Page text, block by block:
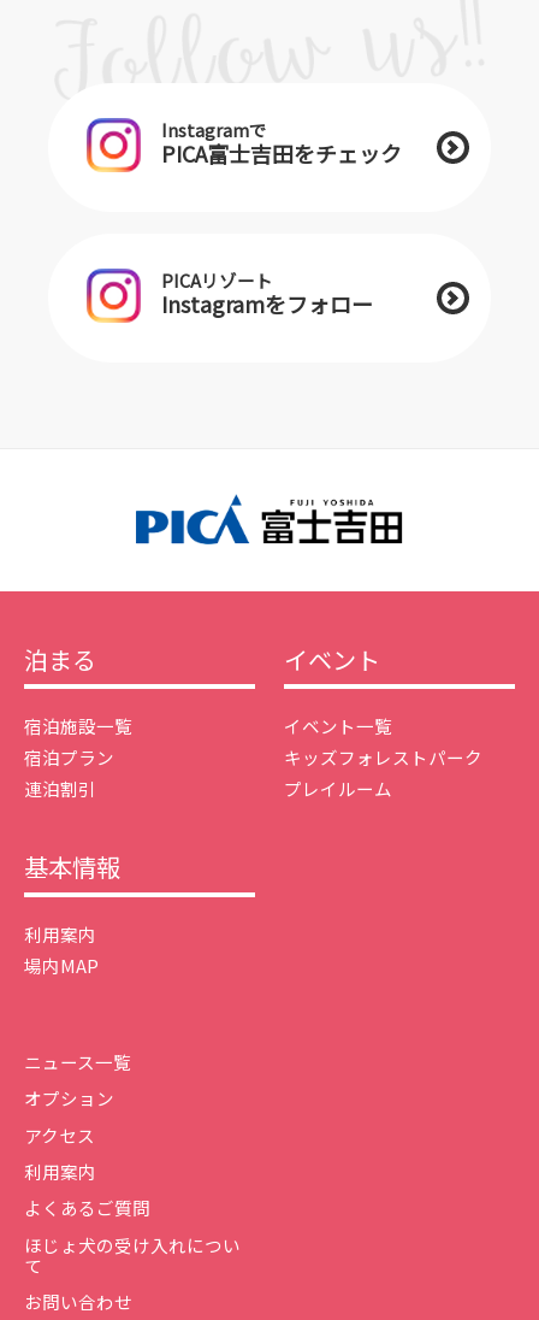
Instagramで
PICA富士吉田をチェック
PICAリゾート
Instagramをフォロー
泊まる
宿泊施設一覧
宿泊プラン
連泊割引
イベント
イベント一覧
キッズフォレストパーク
プレイルーム
基本情報
利用案内
場内MAP
ニュース一覧
オプション
アクセス
利用案内
よくあるご質問
ほじょ犬の受け入れについ
て
お問い合わせ